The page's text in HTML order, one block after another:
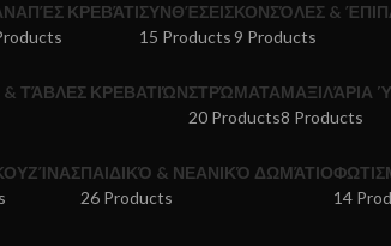
ΚΡΕΒΆΤΙΣΥΝΘΈΣΕΙΣ
15 Products
ΚΟΝΣΌΛΕΣ &
9 Products
ΤΆΒΛΕΣ ΚΡΕΒΑΤΙΏΝΣΤΡΏΜΑΤΑ
20 Products
ΜΑΞΙΛΆΡΙΑ
8 Products
ΠΑΙΔΙΚΌ & ΝΕΑΝΙΚΌ ΔΩΜΆΤΙΟ
26 Products
14